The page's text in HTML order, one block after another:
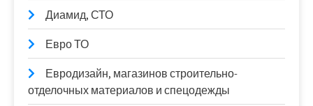
Диамид, СТО
Евро ТО
Евродизайн, магазинов строительно-
отделочных материалов и спецодежды